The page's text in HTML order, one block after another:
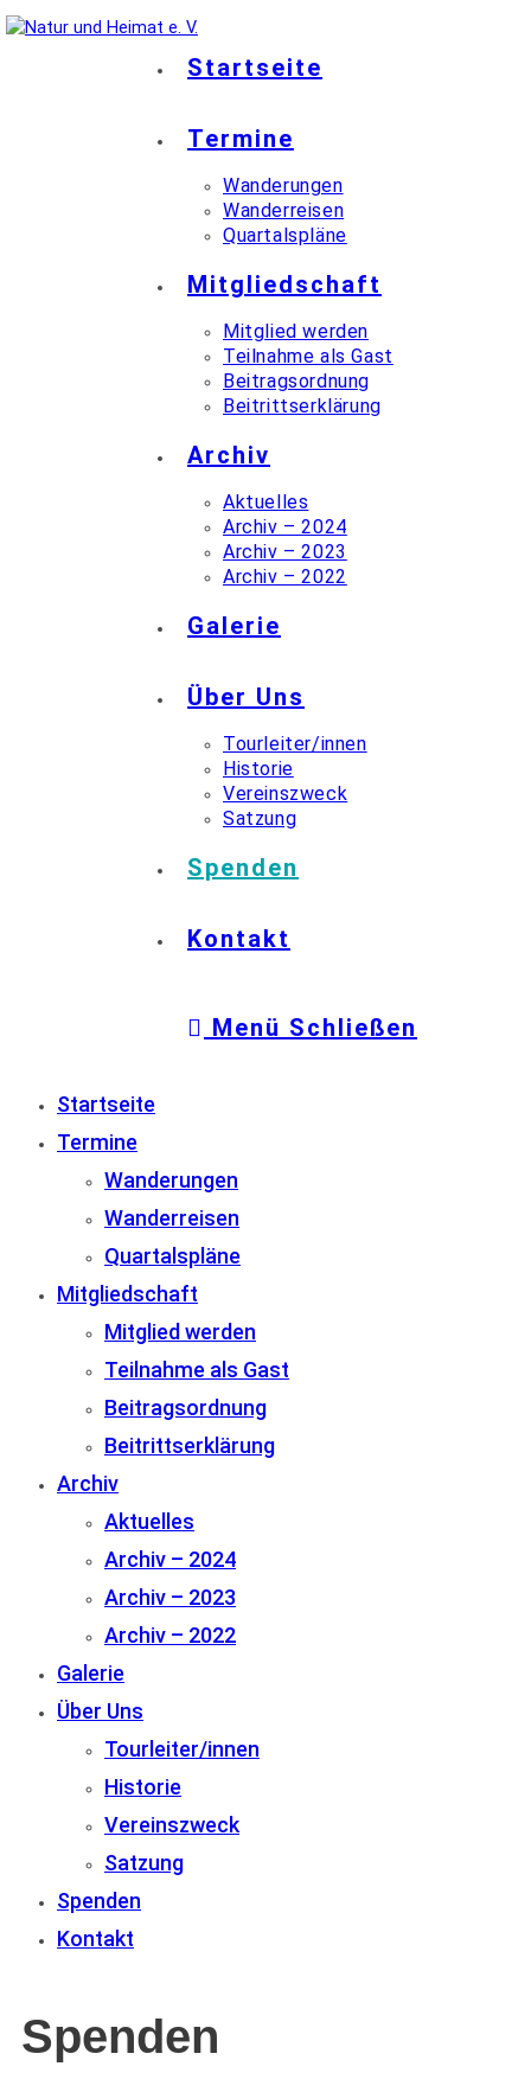
Startseite
Termine
Wanderungen
Wanderreisen
Quartalspläne
Mitgliedschaft
Mitglied werden
Teilnahme als Gast
Beitragsordnung
Beitrittserklärung
Archiv
Aktuelles
Archiv – 2024
Archiv – 2023
Archiv – 2022
Galerie
Über Uns
Tourleiter/innen
Historie
Vereinszweck
Satzung
Spenden
Kontakt
Menü Schließen
Startseite
Termine
Wanderungen
Wanderreisen
Quartalspläne
Mitgliedschaft
Mitglied werden
Teilnahme als Gast
Beitragsordnung
Beitrittserklärung
Archiv
Aktuelles
Archiv – 2024
Archiv – 2023
Archiv – 2022
Galerie
Über Uns
Tourleiter/innen
Historie
Vereinszweck
Satzung
Spenden
Kontakt
Spenden